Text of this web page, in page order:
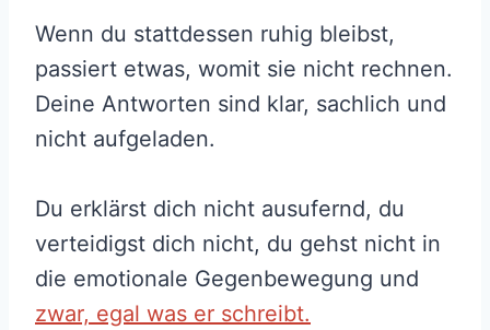
Wenn du stattdessen ruhig bleibst,
passiert etwas, womit sie nicht rechnen.
Deine Antworten sind klar, sachlich und
nicht aufgeladen.
Du erklärst dich nicht ausufernd, du
verteidigst dich nicht, du gehst nicht in
die emotionale Gegenbewegung und
zwar, egal was er schreibt.